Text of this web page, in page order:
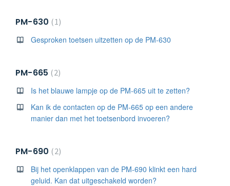
PM-630
1
Gesproken toetsen uitzetten op de PM-630
PM-665
2
Is het blauwe lampje op de PM-665 uit te zetten?
Kan ik de contacten op de PM-665 op een andere
manier dan met het toetsenbord invoeren?
PM-690
2
Bij het openklappen van de PM-690 klinkt een hard
geluid. Kan dat uitgeschakeld worden?